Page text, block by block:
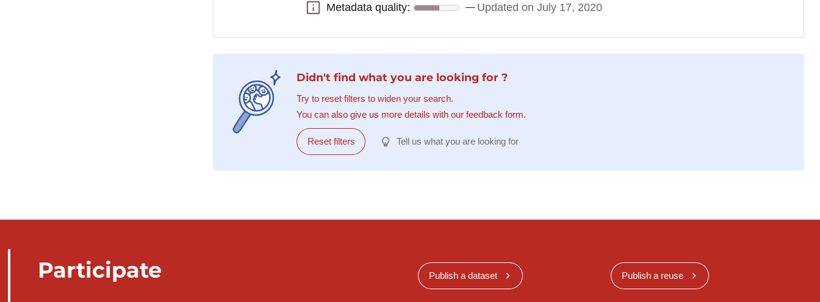
Metadata quality:
Metadata quality: Updated on July 17, 2020
Didn't find what you are looking for ?
Try to reset filters to widen your search.
You can also give us more details with our feedback form.
Reset filters Tell us what you are looking for
Participate Publish a dataset Publish a reuse